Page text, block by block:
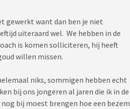
gewerkt want dan ben je niet
uiteraard wel. We hebben in de
is komen solliciteren, hij heeft
willen missen.
niks, sommigen hebben echt
bij ons jongeren al jaren die ik in de
bij moest brengen hoe een bezem